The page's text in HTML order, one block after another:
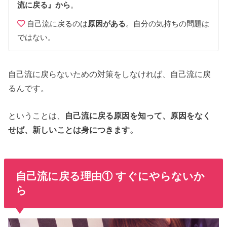
流に戻る』から。
自己流に戻るのは原因がある。自分の気持ちの問題は
ではない。
自己流に戻らないための対策をしなければ、自己流に戻
るんです。
ということは、 自己流に戻る原因を知って、原因をなく
せば、新しいことは身につきます。
自己流に戻る理由① すぐにやらないか
ら